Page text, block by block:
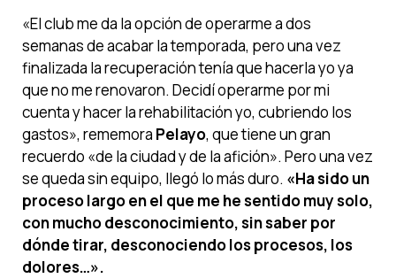
«El club me da la opción de operarme a dos
semanas de acabar la temporada, pero una vez
finalizada la recuperación tenía que hacerla yo ya
que no me renovaron. Decidí operarme por mi
cuenta y hacer la rehabilitación yo, cubriendo los
gastos», rememora Pelayo, que tiene un gran
recuerdo «de la ciudad y de la afición». Pero una vez
se queda sin equipo, llegó lo más duro. «Ha sido un
proceso largo en el que me he sentido muy solo,
con mucho desconocimiento, sin saber por
dónde tirar, desconociendo los procesos, los
dolores…».